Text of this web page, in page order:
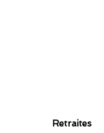
Retraites